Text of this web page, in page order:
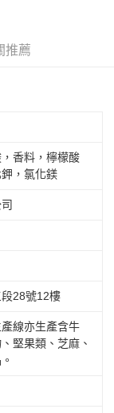
推薦
香料，檸檬酸
，氯化鎂
28號12樓
線亦生產含牛
堅果類、芝麻、